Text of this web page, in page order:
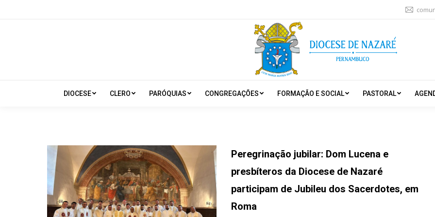
DIOCESE CLERO PARÓQUIAS CONGREGAÇÕES FORMAÇÃO E SOCIAL PASTORAL
Peregrinação jubilar: Dom Lucena e
presbíteros da Diocese de Nazaré
participam de Jubileu dos Sacerdotes, em
Roma